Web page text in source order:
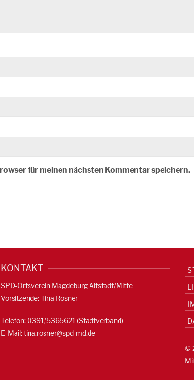
für meinen nächsten Kommentar speichern.
KONTAKT
SPD-Ortsverein Magdeburg Altstadt/Mitte
Vorsitzende: Tina Rosner
Telefon: 0391/5365621 (Stadtverband)
E-Mail:tina.rosner@spd-md.de
©